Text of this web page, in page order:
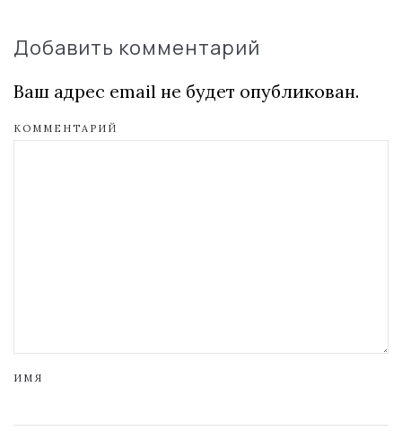
Добавить комментарий
Ваш адрес email не будет опубликован.
КОММЕНТАРИЙ
ИМЯ